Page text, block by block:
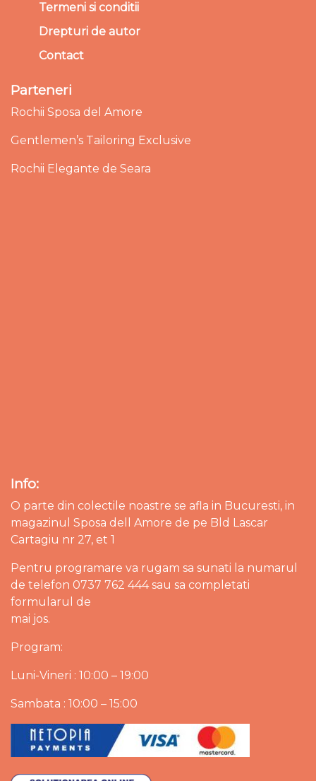
Termeni si conditii
Drepturi de autor
Contact
Parteneri
Rochii Sposa del Amore
Gentlemen’s Tailoring Exclusive
Rochii Elegante de Seara
Info:
O parte din colectile noastre se afla in Bucuresti, in
magazinul Sposa dell Amore de pe Bld Lascar
Cartagiu nr 27, et 1
Pentru programare va rugam sa sunati la numarul
de telefon 0737 762 444 sau sa completati
formularul de
mai jos.
Program:
Luni-Vineri : 10:00 – 19:00
Sambata : 10:00 – 15:00